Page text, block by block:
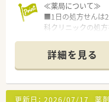
≪薬局について≫
■1日の処方せんは
科クリニックの処
■クリニック門前
を受付ております
オススメの店舗です
≪注目！お仕事内容
詳細を見る
更新日： 2026/07/17 薬